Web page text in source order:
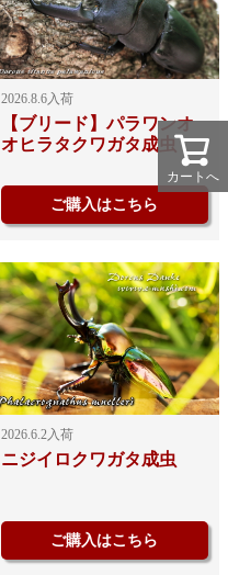
2026.8.6入荷
【ブリード】パラワンオ
オヒラタクワガタ成虫
ご購入はこちら
2026.6.2入荷
ニジイロクワガタ成虫
ご購入はこちら
カートへ